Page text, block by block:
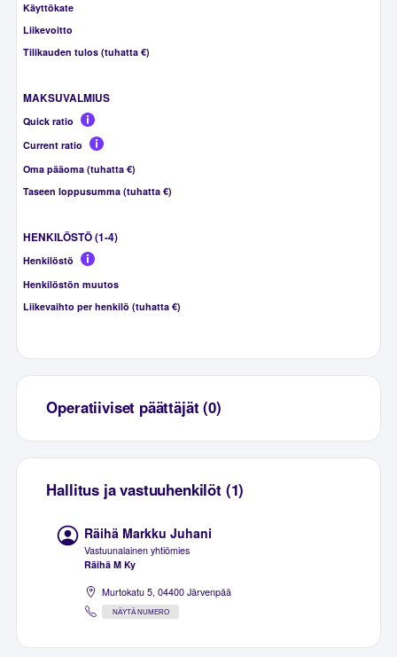
Käyttökate
Liikevoitto
Tilikauden tulos (tuhatta €)
MAKSUVALMIUS
Quick ratio
Current ratio
Oma pääoma (tuhatta €)
Taseen loppusumma (tuhatta €)
HENKILÖSTÖ (1-4)
Henkilöstö
Henkilöstön muutos
Liikevaihto per henkilö (tuhatta €)
Operatiiviset päättäjät (0)
Hallitus ja vastuuhenkilöt (1)
Räihä Markku Juhani
Vastuunalainen yhtiömies
Räihä M Ky
Murtokatu 5, 04400 Järvenpää
NÄYTÄ NUMERO